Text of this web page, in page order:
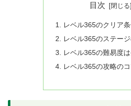
目次
レベル365のクリア
レベル365のステー
レベル365の難易度
レベル365の攻略の